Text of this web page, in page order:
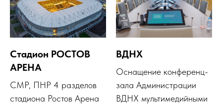
Стадион РОСТОВ
АРЕНА
СМР, ПНР 4 разделов
стадиона Ростов Арена
ВДНХ
Оснащение конференц-
зала Администрации
ВДНХ мультимедийными